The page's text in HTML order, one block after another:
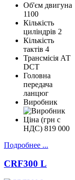
Об'єм двигуна
1100
Кількість
циліндрів 2
Кількість
тактів 4
Трансмісія АТ
DCT
Головна
передача
ланцюг
Виробник
Ціна (грн с
НДС) 819 000
Подробнее ...
CRF300 L